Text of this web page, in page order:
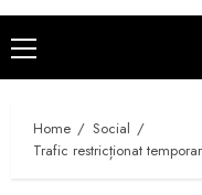
Primary
Menu
Home
Social
Trafic restricționat